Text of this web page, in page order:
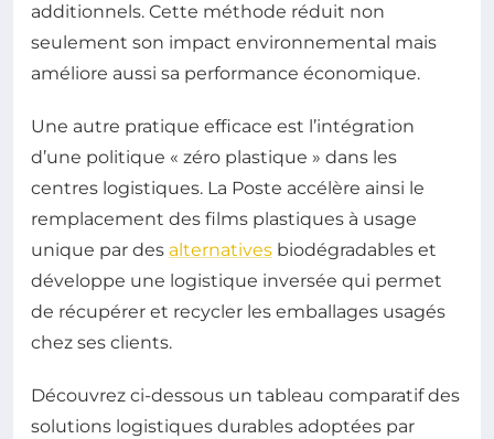
additionnels. Cette méthode réduit non
seulement son impact environnemental mais
améliore aussi sa performance économique.
Une autre pratique efficace est l’intégration
d’une politique « zéro plastique » dans les
centres logistiques. La Poste accélère ainsi le
remplacement des films plastiques à usage
unique par des alternatives biodégradables et
développe une logistique inversée qui permet
de récupérer et recycler les emballages usagés
chez ses clients.
Découvrez ci-dessous un tableau comparatif des
solutions logistiques durables adoptées par